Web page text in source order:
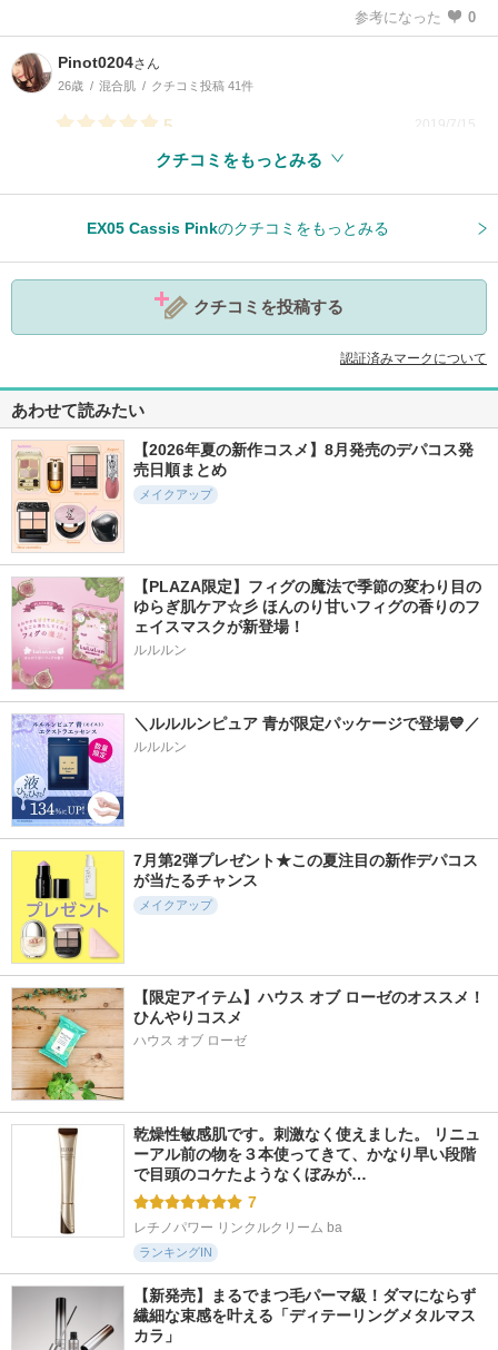
参考になった 0
Pinot0204さん
26歳 混合肌 クチコミ投稿 41件
5 2019/7/15
クチコミをもっとみる
EX05 Cassis Pinkのクチコミをもっとみる
クチコミを投稿する
認証済みマークについて
あわせて読みたい
【2026年夏の新作コスメ】8月発売のデパコス発
売日順まとめ
メイクアップ
【PLAZA限定】フィグの魔法で季節の変わり目の
ゆらぎ肌ケア☆彡 ほんのり甘いフィグの香りのフ
ェイスマスクが新登場！
ルルルン
＼ルルルンピュア 青が限定パッケージで登場💙／
ルルルン
7月第2弾プレゼント★この夏注目の新作デパコス
が当たるチャンス
メイクアップ
【限定アイテム】ハウス オブ ローゼのオススメ！
ひんやりコスメ
ハウス オブ ローゼ
乾燥性敏感肌です。刺激なく使えました。 リニュ
ーアル前の物を３本使ってきて、かなり早い段階
で目頭のコケたようなくぼみが…
7
レチノパワー リンクルクリーム ba
ランキングIN
【新発売】まるでまつ毛パーマ級！ダマにならず
繊細な束感を叶える「ディテーリングメタルマス
カラ」